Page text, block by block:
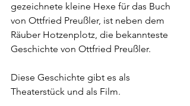
gezeichnete kleine Hexe für das Buch
von Ottfried Preußler, ist neben dem
Räuber Hotzenplotz, die bekannteste
Geschichte von Ottfried Preußler.
Diese Geschichte gibt es als
Theaterstück und als Film.